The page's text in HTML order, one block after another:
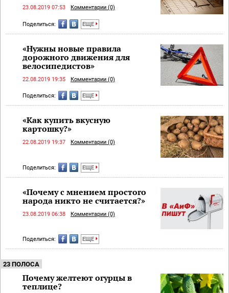
23.08.2019 07:53 Комментарии (0)
Поделиться: ЕЩЕ
«Нужны новые правила
дорожного движения для
велосипедистов»
22.08.2019 19:35 Комментарии (0)
Поделиться: ЕЩЕ
«Как купить вкусную
картошку?»
22.08.2019 19:37 Комментарии (0)
Поделиться: ЕЩЕ
«Почему с мнением простого
народа никто не считается?»
23.08.2019 06:38 Комментарии (0)
Поделиться: ЕЩЕ
23 ПОЛОСА
Почему желтеют огурцы в
теплице?